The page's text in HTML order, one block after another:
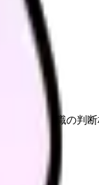
退職や転職の判